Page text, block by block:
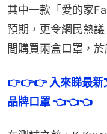
其中一款「愛的家
預期，更令網民熱
間購買兩盒口罩，
👉👉👉 入來睇最新
品牌口罩 👈👈👈